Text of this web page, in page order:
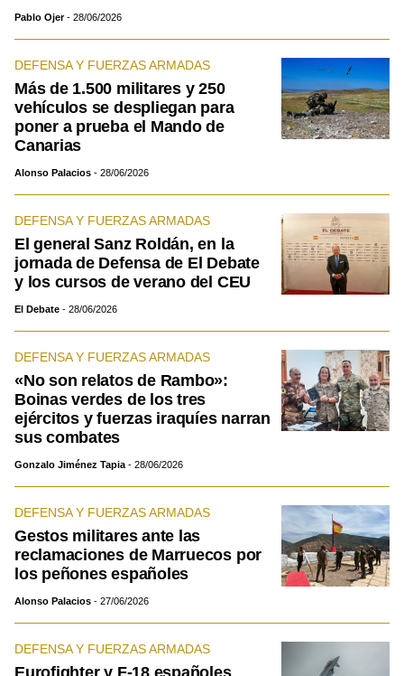
Pablo Ojer 28/06/2026
DEFENSA Y FUERZAS ARMADAS
Más de 1.500 militares y 250
vehículos se despliegan para
poner a prueba el Mando de
Canarias
Alonso Palacios 28/06/2026
DEFENSA Y FUERZAS ARMADAS
El general Sanz Roldán, en la
jornada de Defensa de El Debate
y los cursos de verano del CEU
El Debate 28/06/2026
DEFENSA Y FUERZAS ARMADAS
«No son relatos de Rambo»:
Boinas verdes de los tres
ejércitos y fuerzas iraquíes narran
sus combates
Gonzalo Jiménez Tapia 28/06/2026
DEFENSA Y FUERZAS ARMADAS
Gestos militares ante las
reclamaciones de Marruecos por
los peñones españoles
Alonso Palacios 27/06/2026
DEFENSA Y FUERZAS ARMADAS
Eurofighter y F-18 españoles